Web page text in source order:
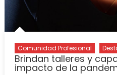
Comunidad Profesional
Brindan talleres y
impacto de la